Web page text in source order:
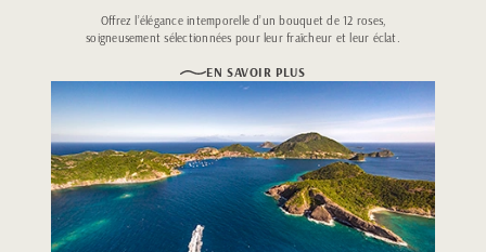
Offrez l’élégance intemporelle d’un bouquet de 12 roses,
soigneusement sélectionnées pour leur fraîcheur et leur éclat.
EN SAVOIR PLUS